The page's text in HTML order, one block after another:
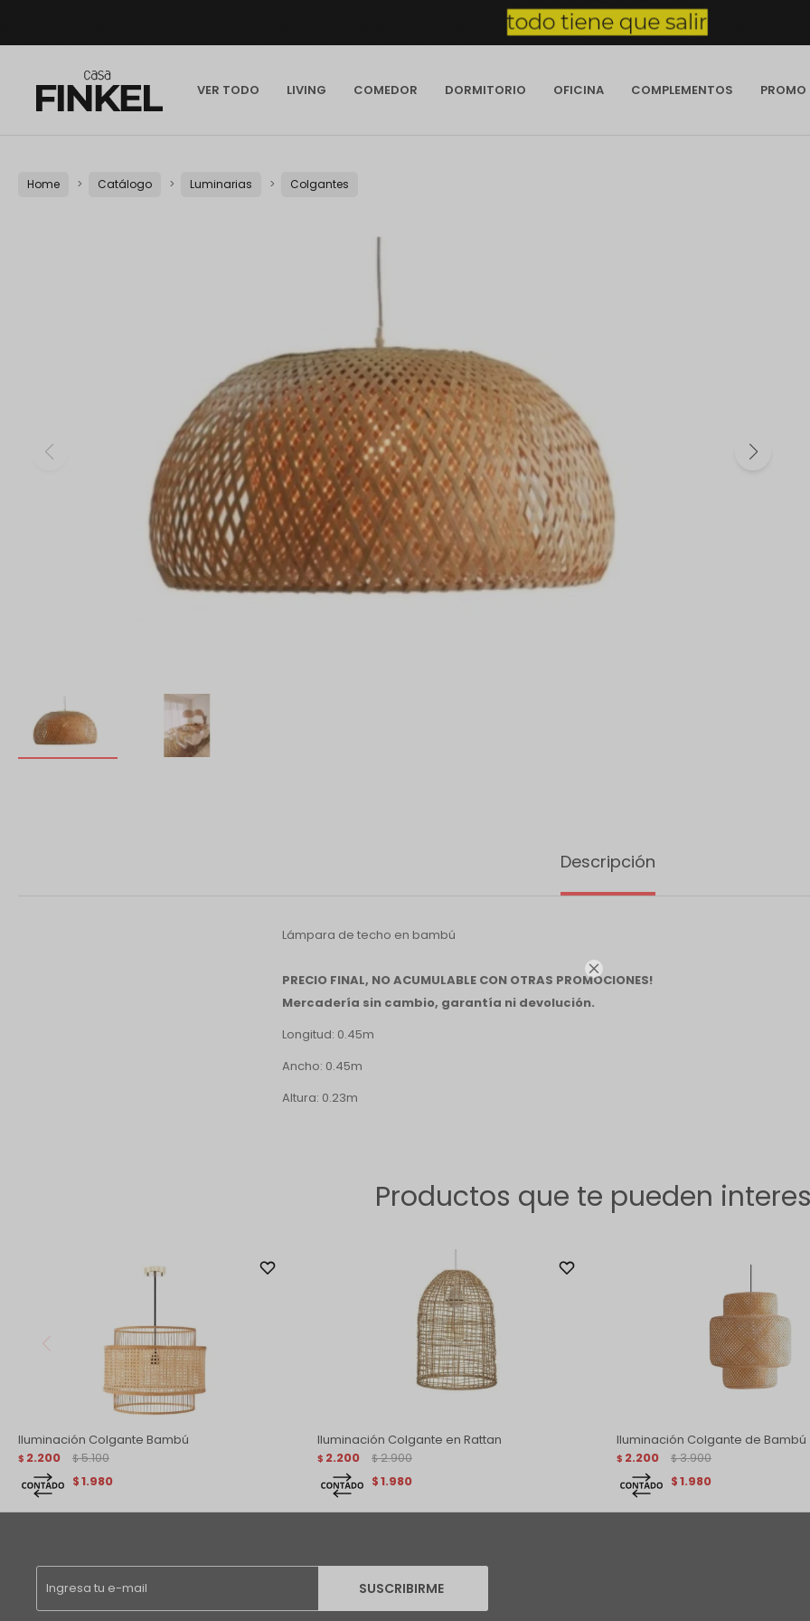

VER TODO LIVING COMEDOR DORMITORIO OFICINA COMPLEMENTOS PROMO
Home Catálogo Luminarias Colgantes
Descripción
Lámpara de techo en bambú
PRECIO FINAL, NO ACUMULABLE CON OTRAS PROMOCIONES!
Mercadería sin cambio, garantía ni devolución.
Longitud: 0.45m
Ancho: 0.45m
Altura: 0.23m
Productos que te pueden
Iluminación Colgante Bambú
$ 2.200 $ 5.100
$1.980
Iluminación Colgante en Rattan
$ 2.200 $ 2.900
$1.980
Iluminación Colgante de Bambú
$ 2.200 $ 3.900
$1.980
SUSCRIBIRME